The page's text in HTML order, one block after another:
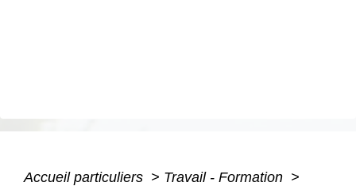
Accueil particuliers > Travail - Formation >